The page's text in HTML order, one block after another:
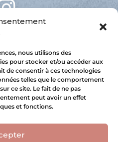
nous utilisons des
pour stocker et/ou accéder aux
de consentir à ces technologies
telles que le comportement
ce site. Le fait de ne pas
peut avoir un effet
et fonctions.
Nicole Bordeleau